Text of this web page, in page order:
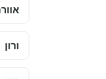
ורון